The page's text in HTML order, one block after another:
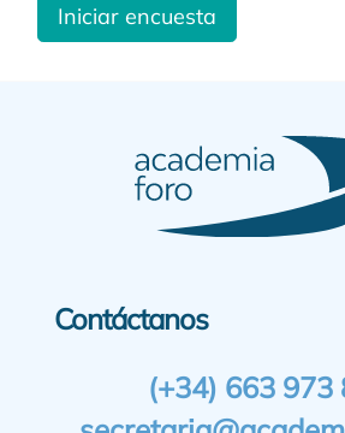
Iniciar encuesta
Contáctanos
(+34) 663 973